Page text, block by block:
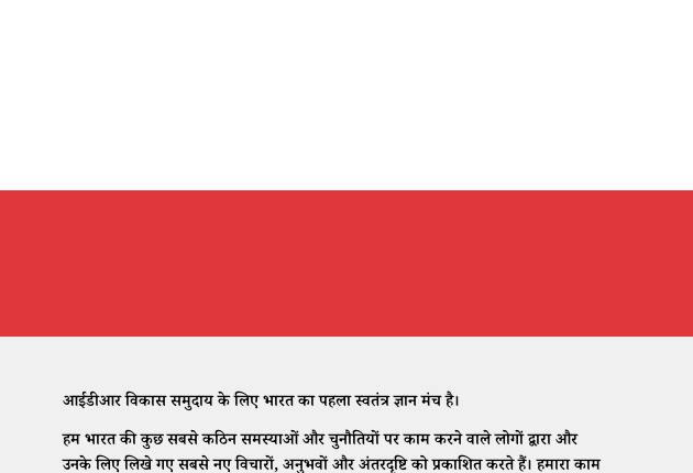
आईडीआर विकास समुदाय के लिए भारत का पहला स्वतंत्र ज्ञान मंच है।
हम भारत की कुछ सबसे कठिन समस्याओं और चुनौतियों पर काम करने वाले लोगों द्वारा और
उनके लिए लिखे गए सबसे नए विचारों, अनुभवों और अंतरदृष्टि को प्रकाशित करते हैं। हमारा काम